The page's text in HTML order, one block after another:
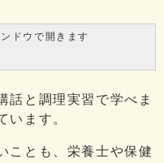
ドウで開きます
話と調理実習で学べま
います。
ことも、栄養士や保健